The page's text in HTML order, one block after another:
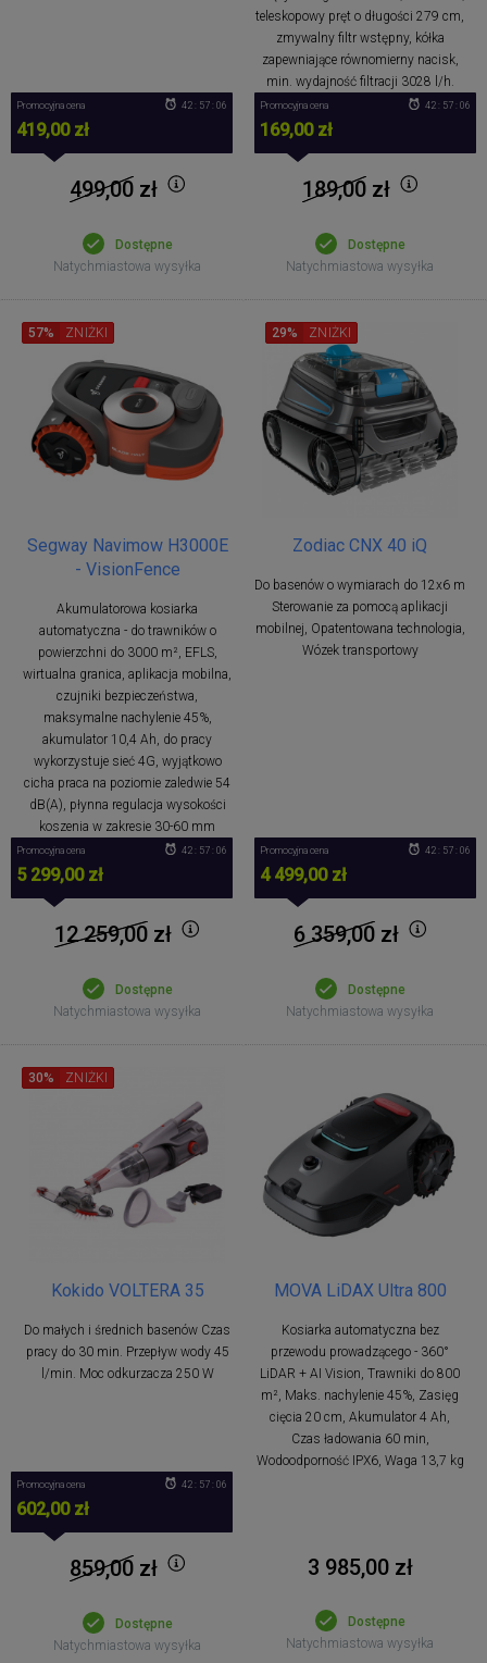
Promocyjna cena
419,00 zł
42 : 57 : 05
499,00zł
Dostępne
Natychmiastowa wysyłka
teleskopowy pręt o długości 279 cm,
zmywalny filtr wstępny, kółka
zapewniające równomierny nacisk,
min. wydajność filtracji 3028 l/h.
Promocyjna cena
169,00 zł
42 : 57 : 05
189,00zł
Dostępne
Natychmiastowa wysyłka
Segway Navimow H3000E
- VisionFence
Akumulatorowa kosiarka
automatyczna - do trawników o
powierzchni do 3000 m², EFLS,
wirtualna granica, aplikacja mobilna,
czujniki bezpieczeństwa,
maksymalne nachylenie 45%,
akumulator 10,4 Ah, do pracy
wykorzystuje sieć 4G, wyjątkowo
cicha praca na poziomie zaledwie 54
dB(A), płynna regulacja wysokości
koszenia w zakresie 30-60 mm
57% ZNIŻKI
Promocyjna cena
5 299,00 zł
42 : 57 : 06
12 259,00 zł
Dostępne
Natychmiastowa wysyłka
Zodiac CNX 40 iQ
Do basenów o wymiarach do 12x6 m
Sterowanie za pomocą aplikacji
mobilnej, Opatentowana technologia,
Wózek transportowy
29% ZNIŻKI
Promocyjna cena
4 499,00 zł
42 : 57 : 06
6 359,00zł
Dostępne
Natychmiastowa wysyłka
Kokido VOLTERA 35
Do małych i średnich basenów Czas
pracy do 30 min. Przepływ wody 45
l/min. Moc odkurzacza 250 W
30% ZNIŻKI
Promocyjna cena
602,00 zł
42 : 57 : 06
859,00zł
Dostępne
Natychmiastowa wysyłka
MOVA LiDAX Ultra 800
Kosiarka automatyczna bez
przewodu prowadzącego - 360°
LiDAR + AI Vision, Trawniki do 800
m², Maks. nachylenie 45%, Zasięg
cięcia 20 cm, Akumulator 4 Ah,
Czas ładowania 60 min,
Wodoodporność IPX6, Waga 13,7 kg
3 985,00 zł
Dostępne
Natychmiastowa wysyłka